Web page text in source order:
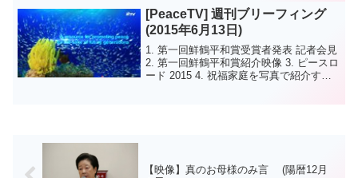
[PeaceTV] 週刊ブリーフィング
(2015年6月13日)
1. 第一回鮮鶴平和賞受賞者発表 記者会見
2. 第一回鮮鶴平和賞紹介映像 3. ピースロ
ード 2015 4. 祝福家庭を写真で紹介する
【映像】真のお母様のみ言 (陽暦12月